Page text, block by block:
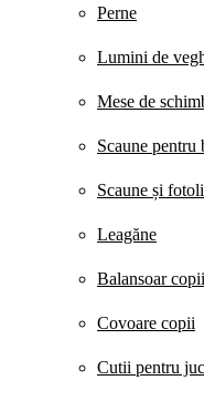
Perne
Lumini de
Mese de
Scaune pentru
Scaune și
Leagăne
Balansoar copii
Covoare copii
Cutii pentru